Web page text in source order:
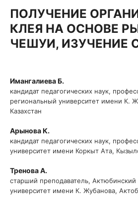
ПОЛУЧЕНИЕ
КЛЕЯ НА ОСНОВЕ
ЧЕШУИ, ИЗУЧЕНИЕ
Имангалиева Б.
кандидат педагогических наук,
региональный университет имени К.
Казахстан
Арынова К.
кандидат педагогических наук,
университет имени Коркыт Ата,
Тренова А.
старший преподаватель,
университет имени К. Жубанова,